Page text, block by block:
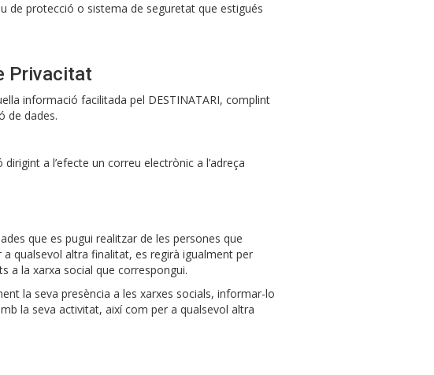
de protecció o sistema de seguretat que estigués
Privacitat
informació facilitada pel DESTINATARI, complint
de dades.
a l’efecte un correu electrònic a l’adreça
que es pugui realitzar de les persones que
a qualsevol altra finalitat, es regirà igualment per
a la xarxa social que correspongui.
la seva presència a les xarxes socials, informar-lo
la seva activitat, així com per a qualsevol altra